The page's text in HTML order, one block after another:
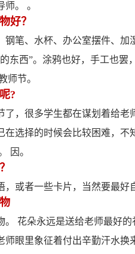
。 。
好？
钢笔、水杯、办公室摆件、
东西”。涂鸦也好，手工也
师节。
?
了，很多学生都在谋划着给
在选择的时候会比较困难，
因。
或者一些卡片，当然要最好
。 花朵永远是送给老师最好
师眼里象征着付出辛勤汗水